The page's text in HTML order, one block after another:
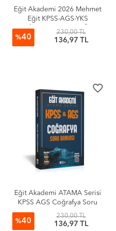
Eğit Akademi 2026 Mehmet
Eğit KPSS-AGS-YKS
NAVİGASYON Harita Ödev
Kitabı
%40
230,00 TL
136,97 TL
favorite_border
Eğit Akademi ATAMA Serisi
KPSS AGS Coğrafya Soru
Bankası
%40
230,00 TL
136,97 TL